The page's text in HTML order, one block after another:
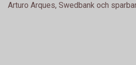
Arturo Arques, Swedbank och